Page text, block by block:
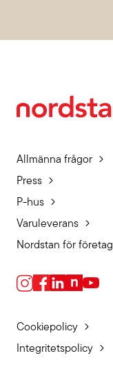
Allmänna frågor
Press
P-hus
Varuleverans
Nordstan för företag
Cookiepolicy
Integritetspolicy